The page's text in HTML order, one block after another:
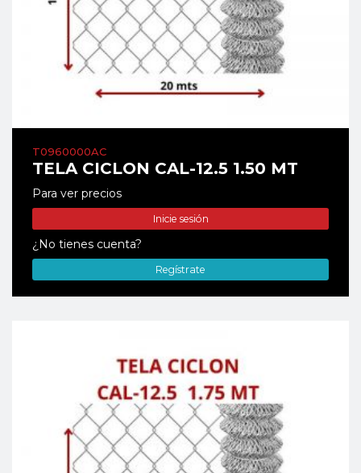
T0960000AC
TELA CICLON CAL-12.5 1.50 MT
Para ver precios
Inicie sesión
¿No tienes cuenta?
Regístrate